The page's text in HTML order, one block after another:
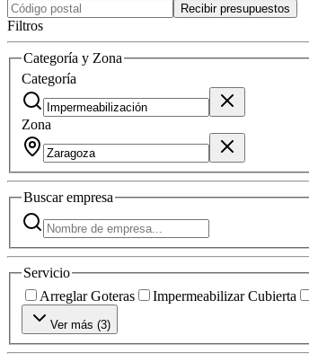
Recibir presupuestos
Filtros
Categoría y Zona
Categoría
Zona
Buscarempresa
Servicio
Arreglar Goteras
Impermeabilizar Cubierta
Ver más (3)